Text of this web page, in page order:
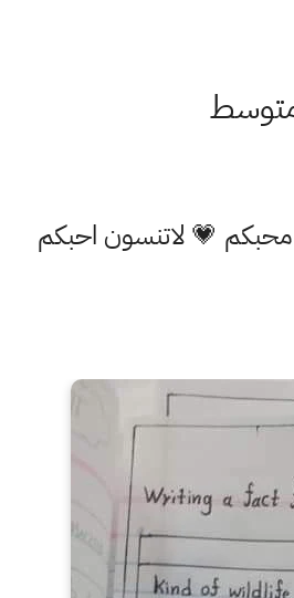
محبكم 💗 لاتنسون احبكم